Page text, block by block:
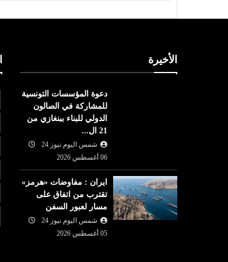
الأخيرة
دعوة المؤسسات التونسية
للمشاركة في الصالون
الدولي للبناء ببنغازي من
21 ال...
شمس اليوم نيوز 24
06 أغسطس 2026
ايران : مفاوضات «هرمز»
تقترب من اتفاق على
مسار لعبور السفن
شمس اليوم نيوز 24
05 أغسطس 2026
05 أغسطس
عربي ودولي
شمس اليوم نيوز 24
06 أغسطس
2026
دعوة المؤسسات التونسية
للمشاركة في الصالون الدولي
للبناء ببنغازي من 21 ال...